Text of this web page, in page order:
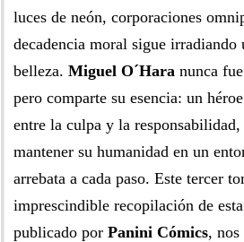
luces de neón, corporaciones
decadencia moral sigue irradiando
belleza. Miguel O´Hara nunca fue
pero comparte su esencia: un
entre la culpa y la
mantener su humanidad en un
arrebata a cada paso. Este tercer
imprescindible recopilación de
publicado por Panini Cómics, nos